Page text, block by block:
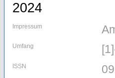
2024
Impressum
Umfang
ISSN